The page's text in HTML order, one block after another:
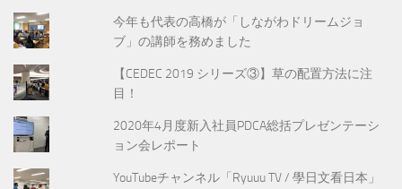
今年も代表の高橋が「しながわドリームジョ
ブ」の講師を務めました
【CEDEC 2019 シリーズ③】草の配置方法に注
目！
2020年4月度新入社員PDCA総括プレゼンテーシ
ョン会レポート
YouTubeチャンネル「Ryuuu TV / 學日文看日本」